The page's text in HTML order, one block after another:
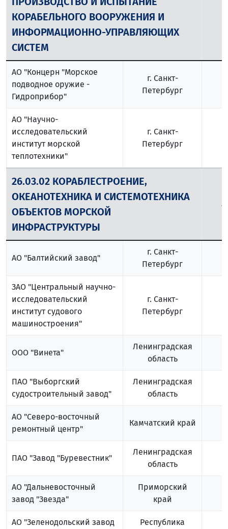
КОРАБЕЛЬНОГО ВООРУЖЕНИЯ И
ИНФОРМАЦИОННО-УПРАВЛЯЮЩИХ
СИСТЕМ
АО "Концерн "Морское
подводное оружие -
Гидроприбор"
г. Санкт-
Петербург
АО "Научно-
исследовательский
институт морской
теплотехники"
г. Санкт-
Петербург
26.03.02 КОРАБЛЕСТРОЕНИЕ,
ОКЕАНОТЕХНИКА И СИСТЕМОТЕХНИКА
ОБЪЕКТОВ МОРСКОЙ
ИНФРАСТРУКТУРЫ
АО "Балтийский завод"
г. Санкт-
Петербург
ЗАО "Центральный научно-
исследовательский
институт судового
машиностроения"
г. Санкт-
Петербург
ООО "Винета"
Ленинградская
область
ПАО "Выборгский
судостроительный завод"
Ленинградская
область
АО "Северо-восточный
ремонтный центр"
Камчатский край
ПАО "Завод "Буревестник"
Ленинградская
область
АО "Дальневосточный
завод "Звезда"
Приморский
край
АО "Зеленодольский завод
Республика